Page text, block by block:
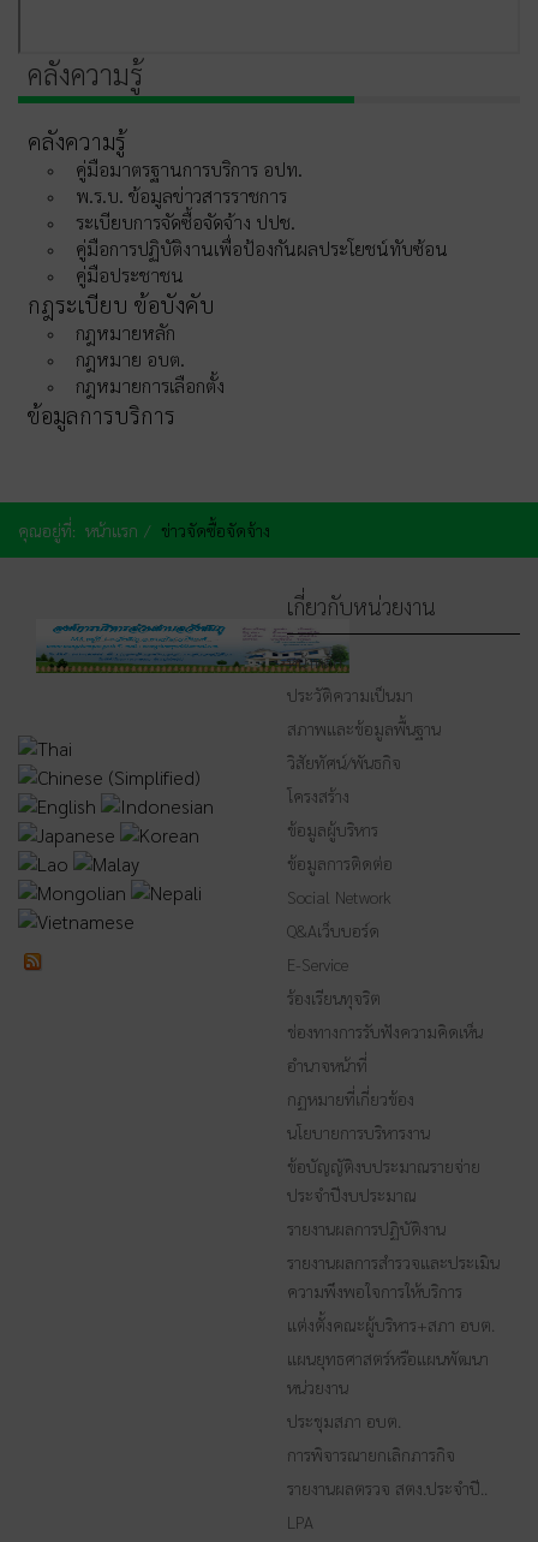
คลังความรู้
คลังความรู้
คู่มือมาตรฐานการบริการ อปท.
พ.ร.บ. ข้อมูลข่าวสารราชการ
ระเบียบการจัดซื้อจัดจ้าง ปปช.
คู่มือการปฏิบัติงานเพื่อป้องกันผลประโยชน์ทับซ้อน
คู่มือประชาชน
กฎระเบียบ ข้อบังคับ
กฎหมายหลัก
กฎหมาย อบต.
กฎหมายการเลือกตั้ง
ข้อมูลการบริการ
คุณอยู่ที่: หน้าแรก ข่าวจัดซื้อจัดจ้าง
เกี่ยวกับหน่วยงาน
หน้าหลัก
ประวัติความเป็นมา
สภาพและข้อมูลพื้นฐาน
วิสัยทัศน์/พันธกิจ
โครงสร้าง
ข้อมูลผู้บริหาร
ข้อมูลการติดต่อ
Social Network
Q&Aเว็บบอร์ด
E-Service
ร้องเรียนทุจริต
ช่องทางการรับฟังความคิดเห็น
อำนาจหน้าที่
กฏหมายที่เกี่ยวข้อง
นโยบายการบริหารงาน
ข้อบัญญัติงบประมาณรายจ่าย
ประจำปีงบประมาณ
รายงานผลการปฏิบัติงาน
รายงานผลการสำรวจและประเมิน
ความพึงพอใจการให้บริการ
แต่งตั้งคณะผู้บริหาร+สภา อบต.
แผนยุทธศาสตร์หรือแผนพัฒนา
หน่วยงาน
ประชุมสภา อบต.
การพิจารณายกเลิกภารกิจ
รายงานผลตรวจ สตง.ประจำปี..
LPA